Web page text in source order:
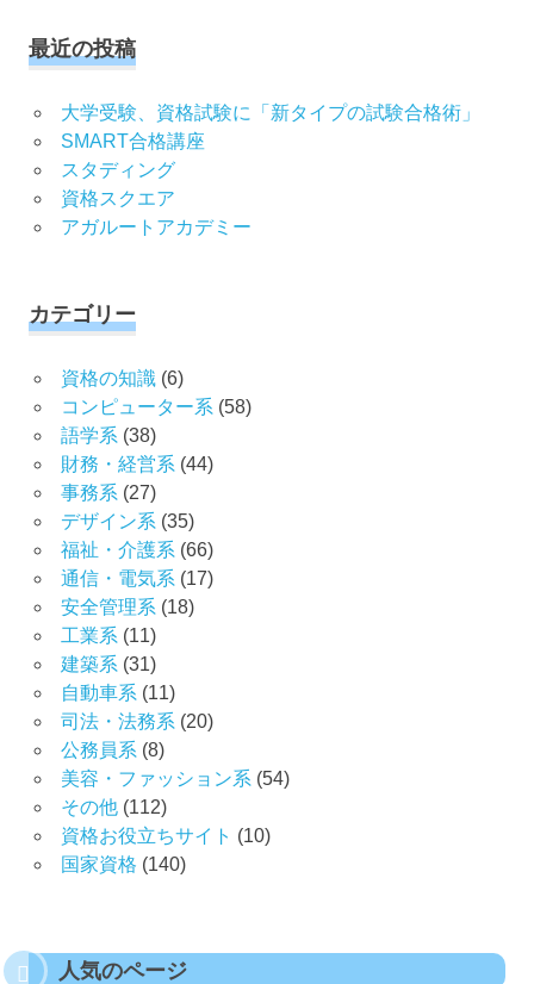
最近の投稿
大学受験、資格試験に「新タイプの試験合格術」
SMART合格講座
スタディング
資格スクエア
アガルートアカデミー
カテゴリー
資格の知識(6)
コンピューター系 (58)
語学系 (38)
財務・経営系 (44)
事務系 (27)
デザイン系 (35)
福祉・介護系 (66)
通信・電気系 (17)
安全管理系 (18)
工業系 (11)
建築系 (31)
自動車系 (11)
司法・法務系 (20)
公務員系 (8)
美容・ファッション系 (54)
その他(112)
資格お役立ちサイト (10)
国家資格 (140)
人気のページ